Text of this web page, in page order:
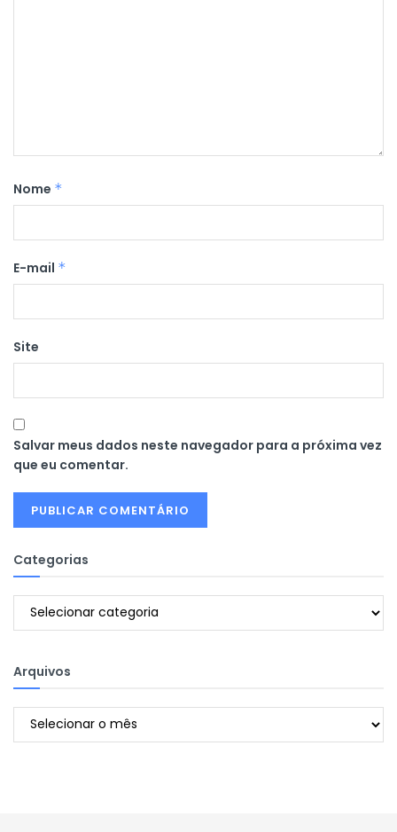
Nome *
E-mail *
Site
Salvar meus dados neste navegador para a próxima vez
que eu comentar.
Categorias
Categorias
Arquivos
Arquivos